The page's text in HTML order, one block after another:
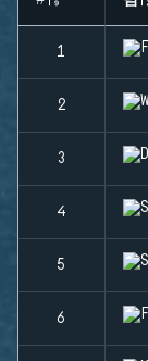
1
2
3
4
5
6